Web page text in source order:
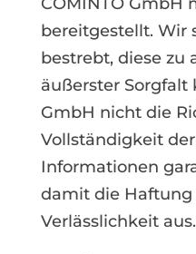
bereitgestellt. Wir
bestrebt, diese zu
äußerster Sorgfalt
GmbH nicht die
Vollständigkeit
Informationen
damit die Haftung
Verlässlichkeit aus.